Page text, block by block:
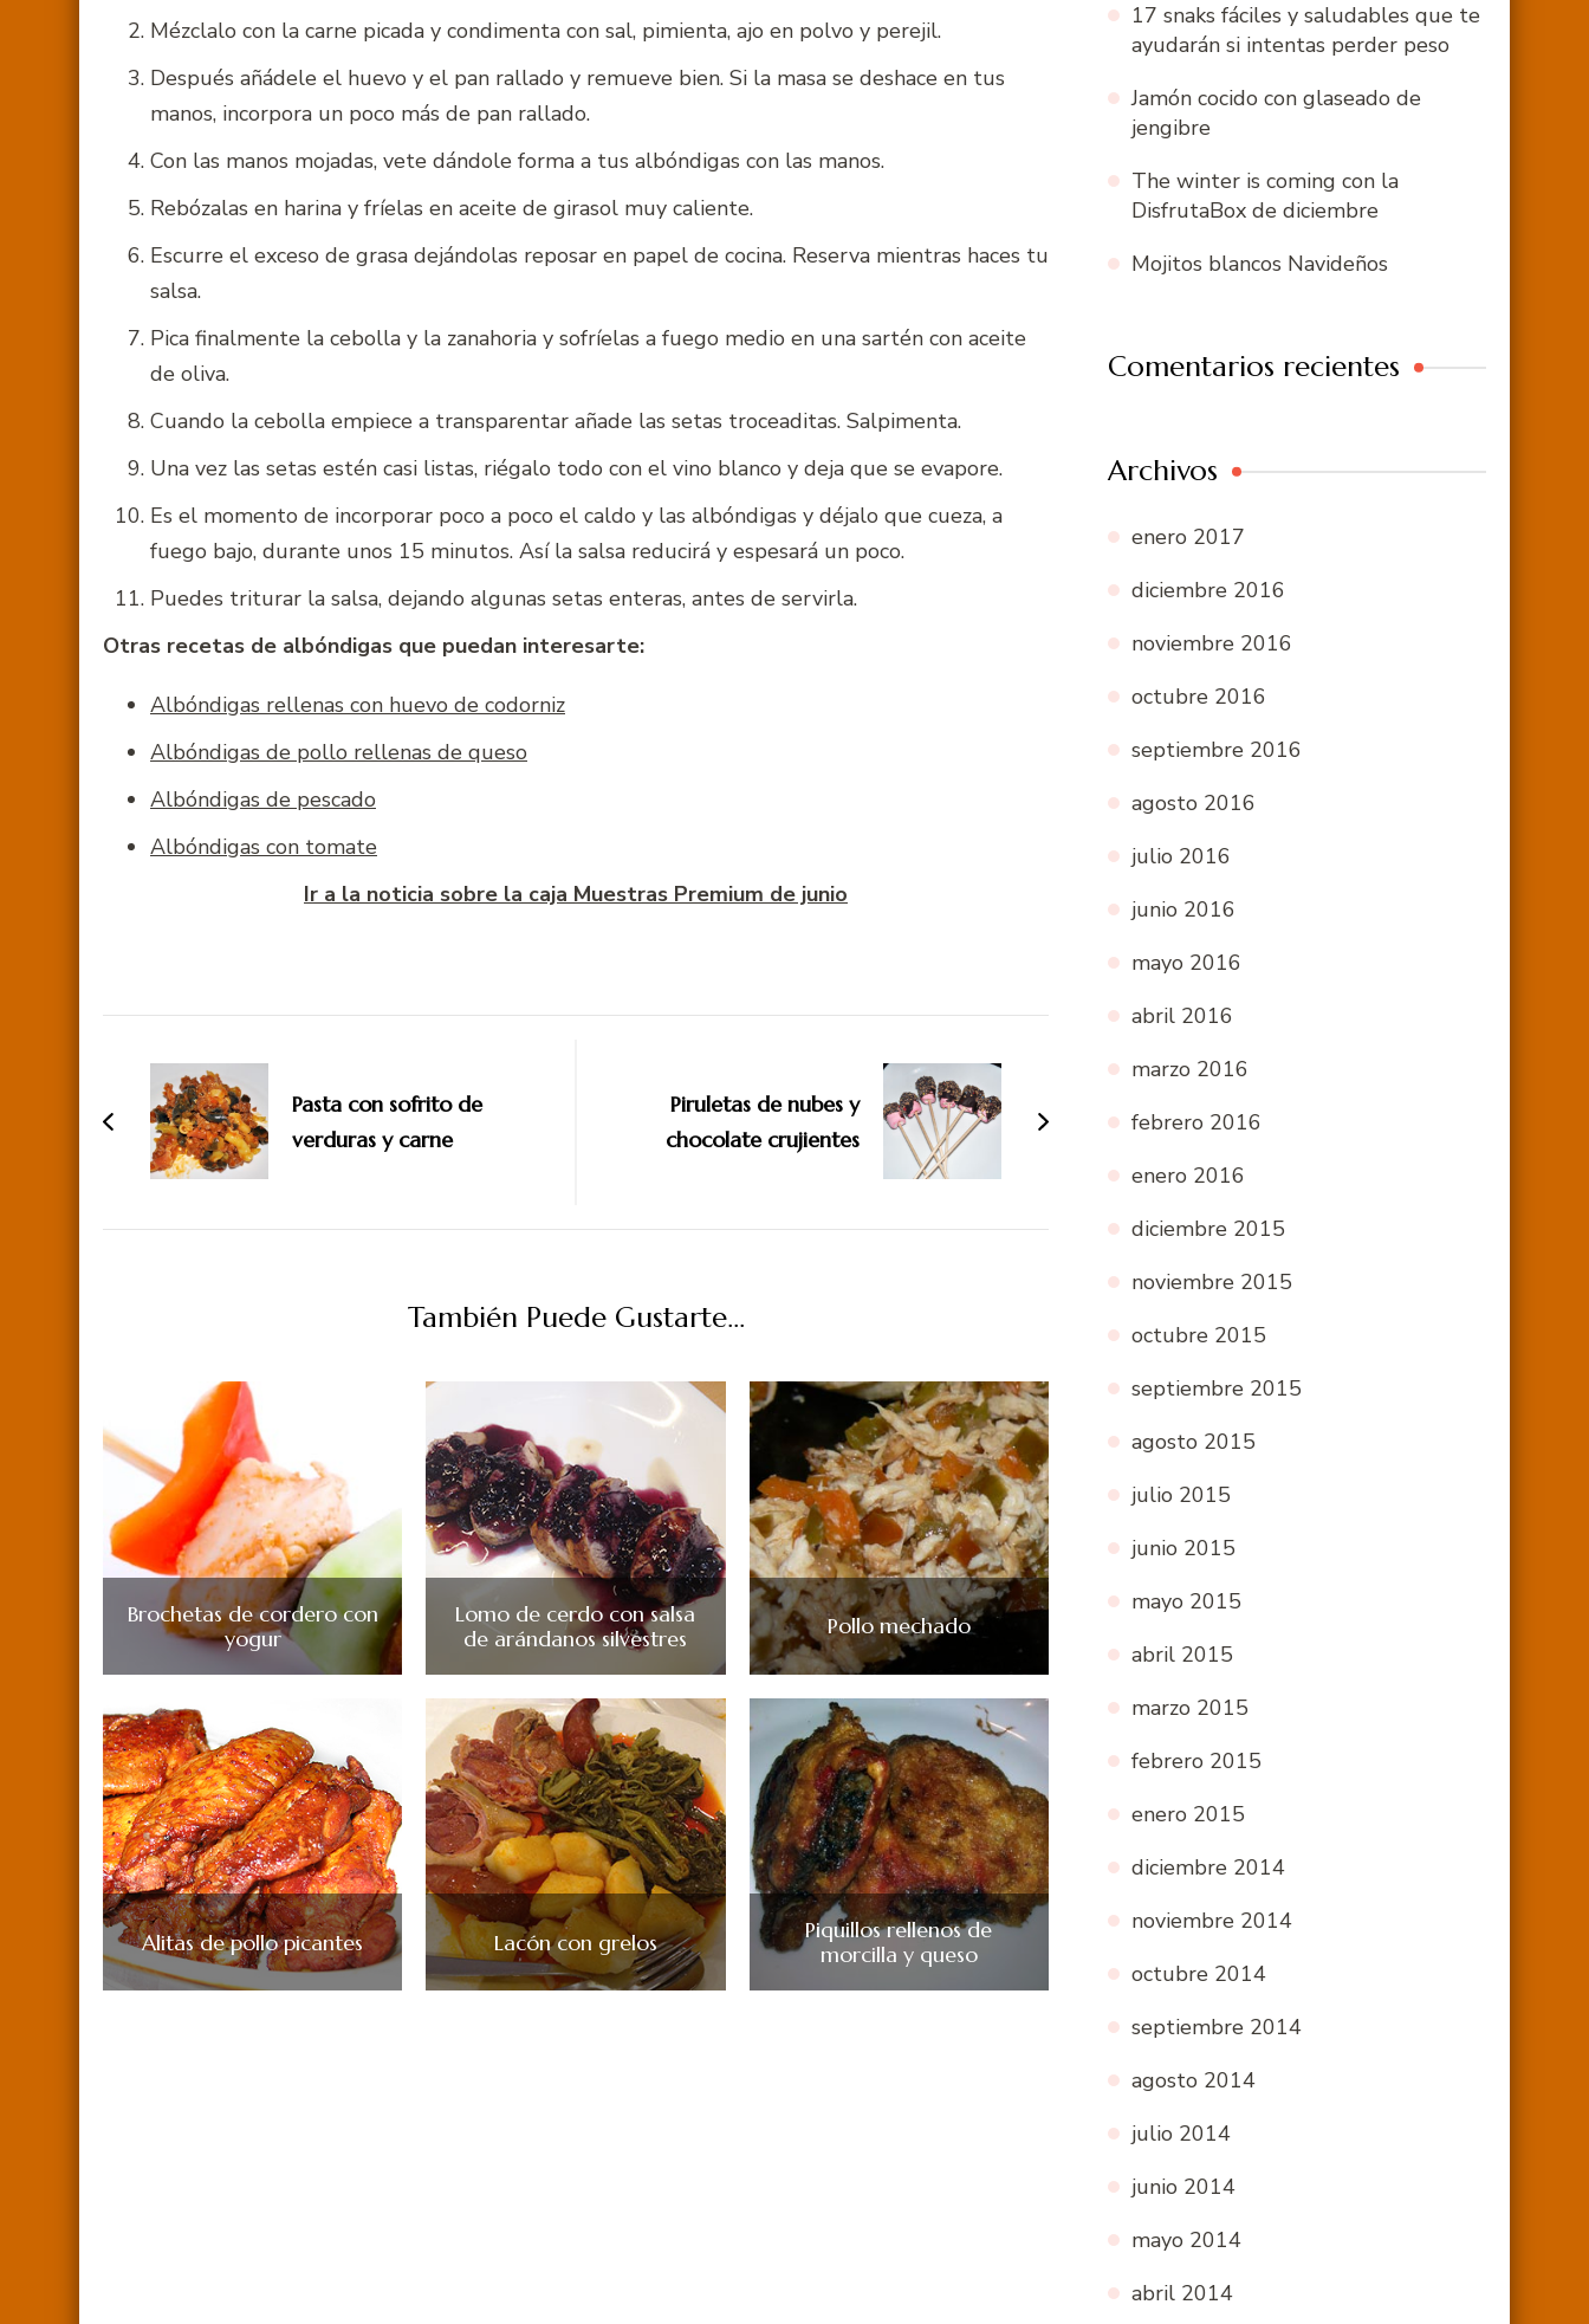
Mézclalo con la carne picada y condimenta con sal, pimienta, ajo en polvo y perejil.
Después añádele el huevo y el pan rallado y remueve bien. Si la masa se deshace en tus
manos, incorpora un poco más de pan rallado.
Con las manos mojadas, vete dándole forma a tus albóndigas con las manos.
Rebózalas en harina y fríelas en aceite de girasol muy caliente.
Escurre el exceso de grasa dejándolas reposar en papel de cocina. Reserva mientras haces tu
salsa.
Pica finalmente la cebolla y la zanahoria y sofríelas a fuego medio en una sartén con aceite
de oliva.
Cuando la cebolla empiece a transparentar añade las setas troceaditas. Salpimenta.
Una vez las setas estén casi listas, riégalo todo con el vino blanco y deja que se evapore.
Es el momento de incorporar poco a poco el caldo y las albóndigas y déjalo que cueza, a
fuego bajo, durante unos 15 minutos. Así la salsa reducirá y espesará un poco.
Puedes triturar la salsa, dejando algunas setas enteras, antes de servirla.
Otras recetas de albóndigas que puedan interesarte:
Albóndigas rellenas con huevo de codorniz
Albóndigas de pollo rellenas de queso
Albóndigas de pescado
Albóndigas con tomate
Ir a la noticia sobre la caja Muestras Premium de junio
entradas
Pasta con sofrito de
verduras y carne
Piruletas de nubes y
chocolate crujientes
También Puede Gustarte...
Brochetas de cordero con
yogur
Lomo de cerdo con salsa
de arándanos silvestres
Pollo mechado
Alitas de pollo picantes Lacón con grelos
Piquillos rellenos de
morcilla y queso
17 snaks fáciles y saludables que te
ayudarán si intentas perder peso
Jamón cocido con glaseado de
jengibre
The winter is coming con la
DisfrutaBox de diciembre
Mojitos blancos Navideños
Comentarios recientes
Archivos
enero 2017
diciembre 2016
noviembre 2016
octubre 2016
septiembre 2016
agosto 2016
julio 2016
junio 2016
mayo 2016
abril 2016
marzo 2016
febrero 2016
enero 2016
diciembre 2015
noviembre 2015
octubre 2015
septiembre 2015
agosto 2015
julio 2015
junio 2015
mayo 2015
abril 2015
marzo 2015
febrero 2015
enero 2015
diciembre 2014
noviembre 2014
octubre 2014
septiembre 2014
agosto 2014
julio 2014
junio 2014
mayo 2014
abril 2014